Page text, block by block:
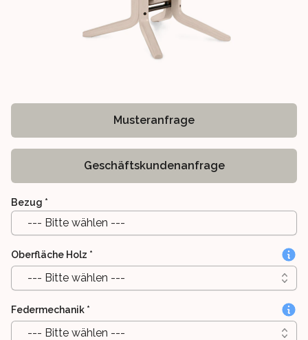
Musteranfrage
Geschäftskundenanfrage
Bezug *
--- Bitte wählen ---
Oberfläche Holz *
--- Bitte wählen ---
Federmechanik *
--- Bitte wählen ---